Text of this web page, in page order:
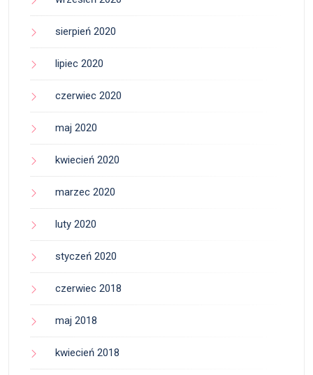
sierpień 2020
lipiec 2020
czerwiec 2020
maj 2020
kwiecień 2020
marzec 2020
luty 2020
styczeń 2020
czerwiec 2018
maj 2018
kwiecień 2018